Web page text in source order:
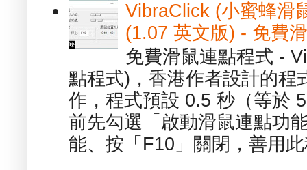
VibraClick (小蜜蜂滑
(1.07 英文版) - 免費
免費滑鼠連點程式 -
點程式)，香港作者設計的程
作，程式預設 0.5 秒（等於
前先勾選「啟動滑鼠連點功
能、按「F10」關閉，善用